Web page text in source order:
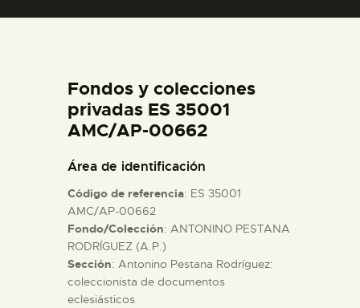
ESPAÑOL
ACTIVIDADES
█
EL MUSEO
Fondos y colecciones
privadas ES 35001
AMC/AP-00662
Área de identificación
Código de referencia: ES 35001
AMC/AP-00662
Fondo/Colección: ANTONINO PESTANA
RODRÍGUEZ (A.P.)
Sección: Antonino Pestana Rodríguez:
coleccionista de documentos
eclesiásticos